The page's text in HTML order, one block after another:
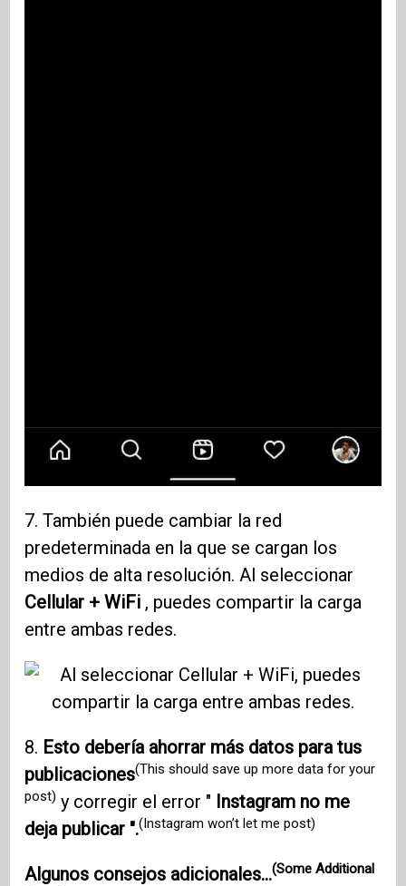
7. También puede cambiar la red
predeterminada en la que se cargan los
medios de alta resolución. Al seleccionar
Cellular + WiFi , puedes compartir la carga
entre ambas redes.
8. Esto debería ahorrar más datos para tus
publicaciones(This should save up more data for your
post) y corregir el error " Instagram no me
deja publicar ".(Instagram won’t let me post)
Algunos consejos adicionales…(Some Additional